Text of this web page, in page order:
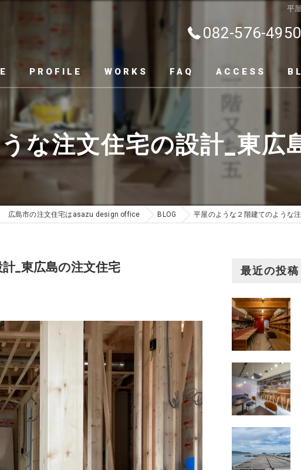
平
082-576-4950
PROFILE WORKS FAQ ACCESS
な注文住宅の設計_東広
広島市の注文住宅はasazu design office BLOG 平屋のような２階建てのような
_東広島の注文住宅 最近の投稿